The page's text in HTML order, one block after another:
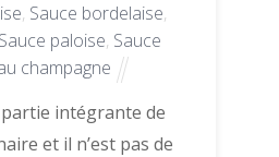
, Sauce bordelaise,
Sauce paloise, Sauce
champagne
intégrante de
et il n’est pas de